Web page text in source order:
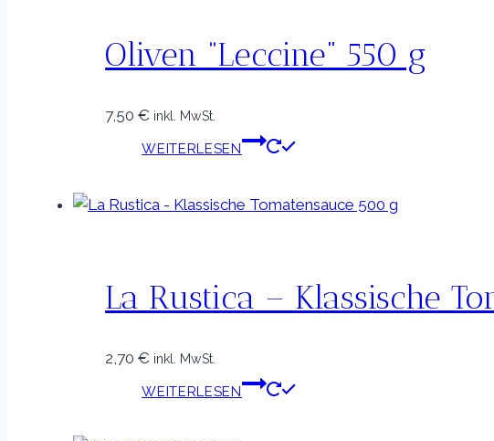
Oliven “Leccine” 550 g
7,50€ inkl. MwSt.
WEITERLESEN
La Rustica – Klassische
2,70€ inkl. MwSt.
WEITERLESEN